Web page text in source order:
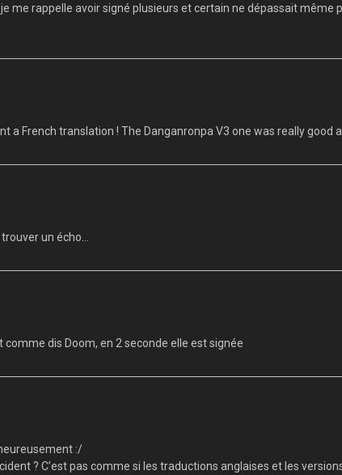
me rappelle avoir signé plusieurs et certain ne dépassait même
a French translation ! The Danganronpa V3 one was really good
un écho…
dis Doom, en 2 seconde elle est signée
:/
? C’est pas comme si les traductions anglaises et les